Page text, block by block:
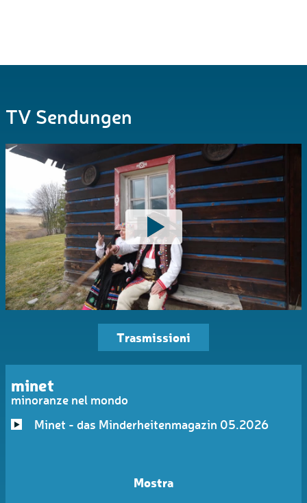
TV Sendungen
Trasmissioni
minet
minoranze nel mondo
Minet - das Minderheitenmagazin 05.2026
Mostra